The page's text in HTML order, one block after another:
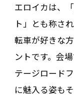
エロイカは、
ト」とも称さ
転車が好きな
ントです。会
テージロード
に魅入る姿も